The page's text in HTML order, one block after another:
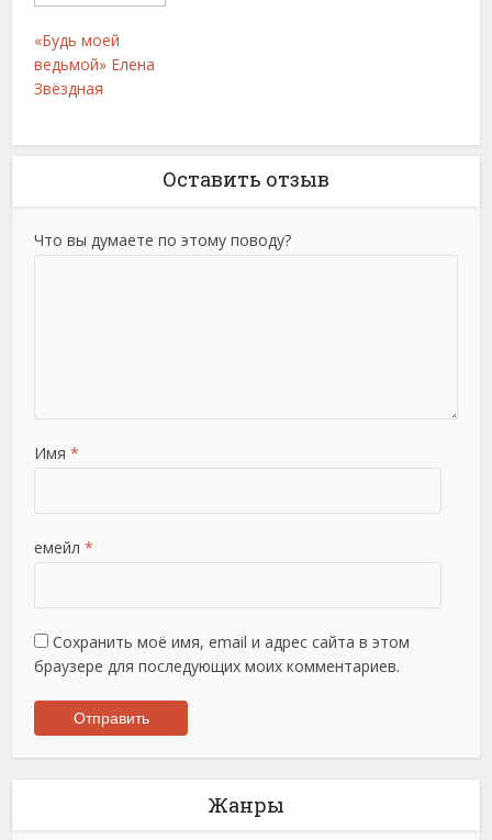
«Будь моей
ведьмой» Елена
Звёздная
Оставить отзыв
Что вы думаете по этому поводу?
Имя *
емейл *
Сохранить моё имя, email и адрес сайта в этом
браузере для последующих моих комментариев.
Жанры